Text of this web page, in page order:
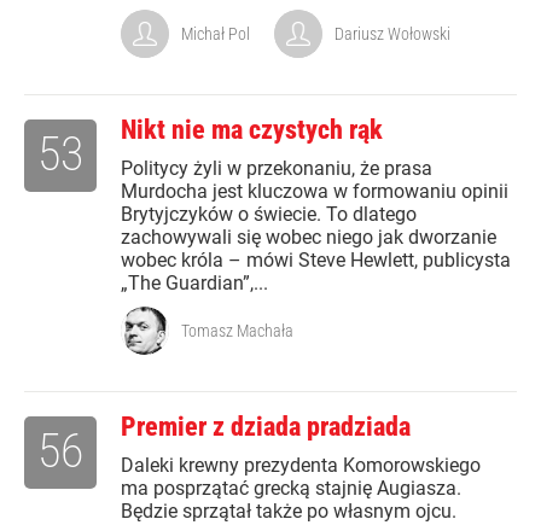
Michał Pol Dariusz Wołowski
Nikt nie ma czystych rąk
Politycy żyli w przekonaniu, że prasa
Murdocha jest kluczowa w formowaniu opinii
Brytyjczyków o świecie. To dlatego
zachowywali się wobec niego jak dworzanie
wobec króla – mówi Steve Hewlett, publicysta
„The Guardian”,...
53
Tomasz Machała
Premier z dziada pradziada
Daleki krewny prezydenta Komorowskiego
ma posprzątać grecką stajnię Augiasza.
Będzie sprzątał także po własnym ojcu.
56